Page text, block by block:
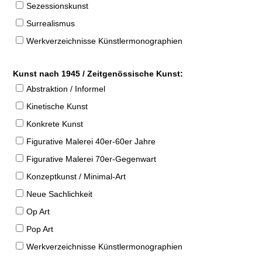
Sezessionskunst
Surrealismus
Werkverzeichnisse Künstlermonographien
Kunst nach 1945 / Zeitgenössische Kunst:
Abstraktion / Informel
Kinetische Kunst
Konkrete Kunst
Figurative Malerei 40er-60er Jahre
Figurative Malerei 70er-Gegenwart
Konzeptkunst / Minimal-Art
Neue Sachlichkeit
Op Art
Pop Art
Werkverzeichnisse Künstlermonographien